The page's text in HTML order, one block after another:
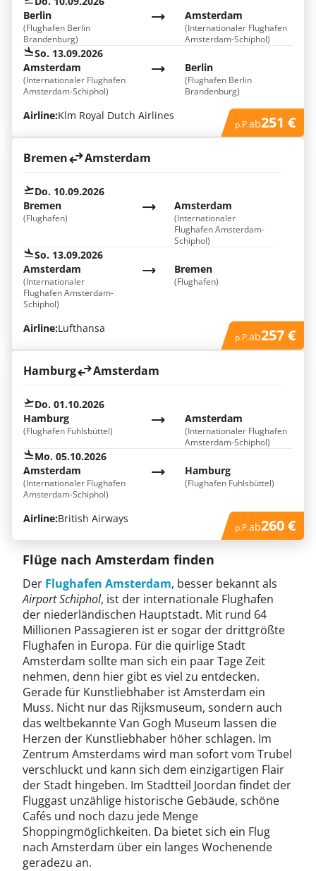
Berlin
(Flughafen Berlin
Brandenburg)
Amsterdam
(Internationaler Flughafen
Amsterdam-Schiphol)
So. 13.09.2026
Berlin
(Flughafen Berlin
Brandenburg)
Amsterdam
(Internationaler Flughafen
Amsterdam-Schiphol)
Airline:Klm Royal Dutch Airlines
p.P.ab251 €
Bremen Amsterdam
Do. 10.09.2026
Bremen
(Flughafen)
Amsterdam
(Internationaler
Flughafen Amsterdam-
Schiphol)
So. 13.09.2026
Bremen
(Flughafen)
Amsterdam
(Internationaler
Flughafen Amsterdam-
Schiphol)
Airline:Lufthansa
p.P.ab257 €
Hamburg Amsterdam
Do. 01.10.2026
Hamburg
(Flughafen Fuhlsbüttel)
Amsterdam
(Internationaler Flughafen
Amsterdam-Schiphol)
Mo. 05.10.2026
Hamburg
(Flughafen Fuhlsbüttel)
Amsterdam
(Internationaler Flughafen
Amsterdam-Schiphol)
Airline:British Airways
p.P.ab260 €
Flüge nach Amsterdam finden
Der Flughafen Amsterdam, besser bekannt als
Airport Schiphol, ist der internationale Flughafen
der niederländischen Hauptstadt. Mit rund 64
Millionen Passagieren ist er sogar der drittgrößte
Flughafen in Europa. Für die quirlige Stadt
Amsterdam sollte man sich ein paar Tage Zeit
nehmen, denn hier gibt es viel zu entdecken.
Gerade für Kunstliebhaber ist Amsterdam ein
Muss. Nicht nur das Rijksmuseum, sondern auch
das weltbekannte Van Gogh Museum lassen die
Herzen der Kunstliebhaber höher schlagen. Im
Zentrum Amsterdams wird man sofort vom Trubel
verschluckt und kann sich dem einzigartigen Flair
der Stadt hingeben. Im Stadtteil Joordan findet der
Fluggast unzählige historische Gebäude, schöne
Cafés und noch dazu jede Menge
Shoppingmöglichkeiten. Da bietet sich ein Flug
nach Amsterdam über ein langes Wochenende
geradezu an.